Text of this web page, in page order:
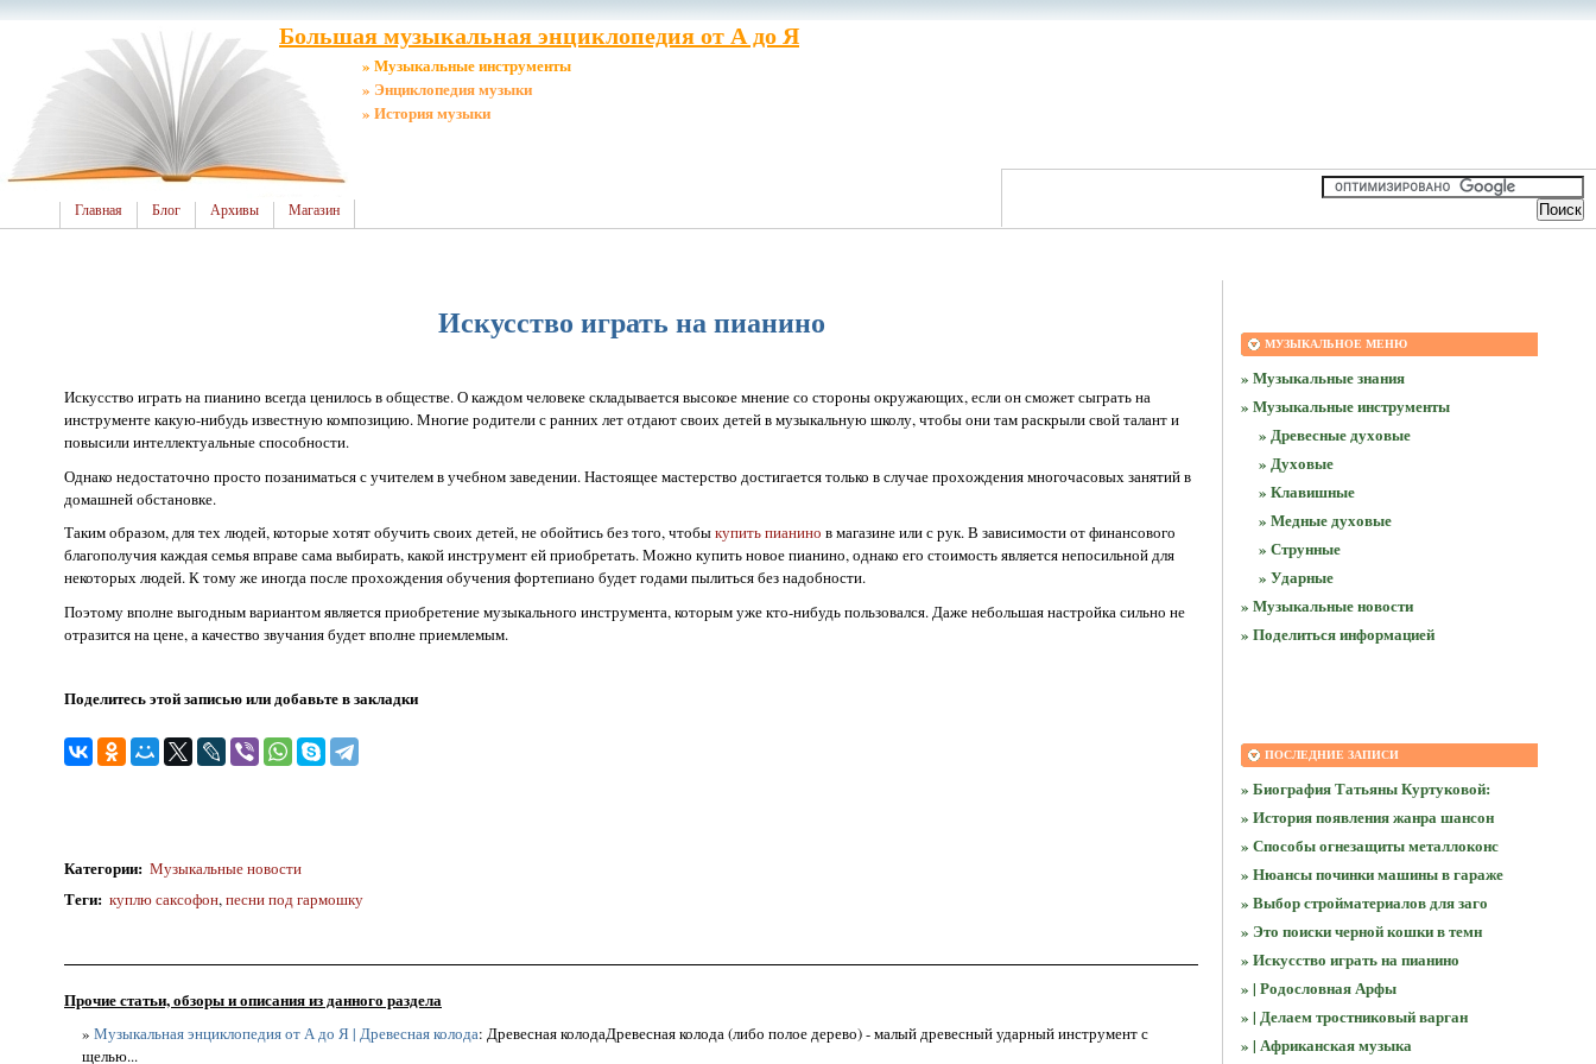
Большая музыкальная энциклопедия от А до Я
» Музыкальные инструменты
» Энциклопедия музыки
» История музыки
Главная Блог Архивы Магазин
Искусство играть на пианино
Искусство играть на пианино всегда ценилось в обществе. О каждом человеке складывается высокое мнение со стороны окружающих, если он сможет сыграть на
инструменте какую-нибудь известную композицию. Многие родители с ранних лет отдают своих детей в музыкальную школу, чтобы они там раскрыли свой талант и
повысили интеллектуальные способности.
Однако недостаточно просто позаниматься с учителем в учебном заведении. Настоящее мастерство достигается только в случае прохождения многочасовых занятий в
домашней обстановке.
Таким образом, для тех людей, которые хотят обучить своих детей, не обойтись без того, чтобыкупить пианино в магазине или с рук. В зависимости от финансового
благополучия каждая семья вправе сама выбирать, какой инструмент ей приобретать. Можно купить новое пианино, однако его стоимость является непосильной для
некоторых людей. К тому же иногда после прохождения обучения фортепиано будет годами пылиться без надобности.
Поэтому вполне выгодным вариантом является приобретение музыкального инструмента, которым уже кто-нибудь пользовался. Даже небольшая настройка сильно не
отразится на цене, а качество звучания будет вполне приемлемым.
Поделитесь этой записью или добавьте в закладки
Категории: Музыкальные новости
Теги: куплю саксофон,песни под гармошку
Прочие статьи, обзоры и описания из данного раздела
» Музыкальная энциклопедия от А до Я | Древесная колода: Древесная колодаДревесная колода (либо полое дерево) - малый древесный ударный инструмент с
щелью...
МУЗЫКАЛЬНОЕ МЕНЮ
» Музыкальные знания
» Музыкальные инструменты
» Древесные духовые
» Духовые
» Клавишные
» Медные духовые
» Струнные
» Ударные
» Музыкальные новости
» Поделиться информацией
ПОСЛЕДНИЕ ЗАПИСИ
» Биография Татьяны Куртуковой:
» История появления жанра шансон
» Способы огнезащиты металлоконс
» Нюансы починки машины в гараже
» Выбор стройматериалов для заго
» Это поиски черной кошки в темн
» Искусство играть на пианино
» | Родословная Арфы
» | Делаем тростниковый варган
» | Африканская музыка